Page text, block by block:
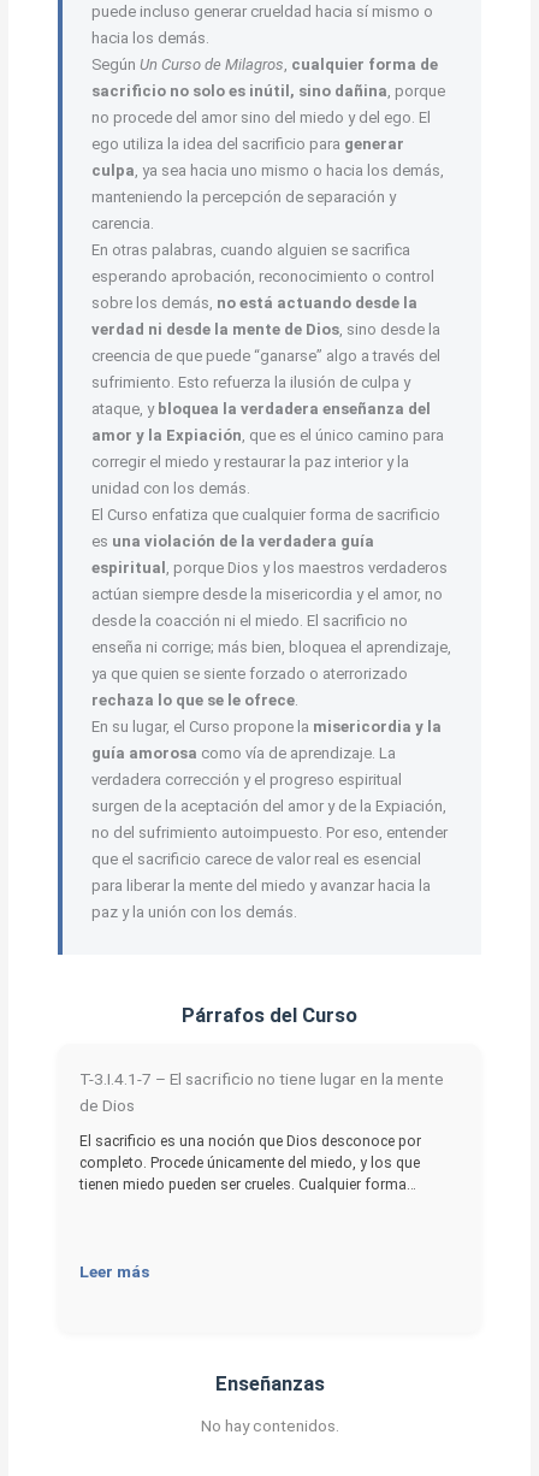
puede incluso generar crueldad hacia sí mismo o
hacia los demás.
SegúnUn Curso de Milagros cualquier forma de
sacrificio no solo es inútil, sino dañina , porque
no procede del amor sino del miedo y del ego. El
ego utiliza la idea del sacrificio para generar
culpa , ya sea hacia uno mismo o hacia los demás,
manteniendo la percepción de separación y
carencia.
En otras palabras, cuando alguien se sacrifica
esperando aprobación, reconocimiento o control
sobre los demás, no está actuando desde la
verdad ni desde la mente de Dios , sino desde la
creencia de que puede “ganarse” algo a través del
sufrimiento. Esto refuerza la ilusión de culpa y
ataque, y bloquea la verdadera enseñanza del
amor y la Expiación , que es el único camino para
corregir el miedo y restaurar la paz interior y la
unidad con los demás.
El Curso enfatiza que cualquier forma de sacrificio
es una violación de la verdadera guía
espiritual
, porque Dios y los maestros verdaderos
actúan siempre desde la misericordia y el amor, no
desde la coacción ni el miedo. El sacrificio no
enseña ni corrige; más bien, bloquea el aprendizaje,
ya que quien se siente forzado o aterrorizado
rechaza lo que se le ofrece
En su lugar, el Curso propone la misericordia y la
guía amorosa como vía de aprendizaje. La
verdadera corrección y el progreso espiritual
surgen de la aceptación del amor y de la Expiación,
no del sufrimiento autoimpuesto. Por eso, entender
que el sacrificio carece de valor real es esencial
para liberar la mente del miedo y avanzar hacia la
paz y la unión con los demás.
Párrafos del Curso
T-3.I.4.1-7 – El sacrificio no tiene lugar en la mente
de Dios
El sacrificio es una noción que Dios desconoce por
completo. Procede únicamente del miedo, y los que
tienen miedo pueden ser crueles. Cualquier forma…
Leer más
Enseñanzas
No hay contenidos.